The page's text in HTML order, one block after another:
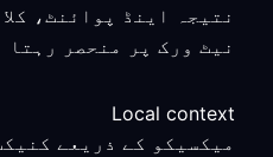
نتیجہ اینڈ پوائنٹ،
نیٹ ورک پر منحصر رہتا
Local context
میکسیکو کے ذریعے